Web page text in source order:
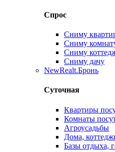
Спрос
Сниму
Сниму
Сниму
Сниму дачу
NewRealt.Бронь
Суточная
Квартиры
Комнаты
Агроусадьбы
Дома,
Базы отдыха,